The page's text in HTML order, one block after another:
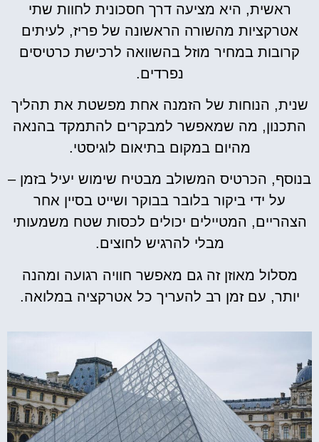
ראשית, היא מציעה דרך חסכונית לחוות שתי
אטרקציות מהשורה הראשונה של פריז, לעיתים
קרובות במחיר מוזל בהשוואה לרכישת כרטיסים
נפרדים.
שנית, הנוחות של הזמנה אחת מפשטת את תהליך
התכנון, מה שמאפשר למבקרים להתמקד בהנאה
מהיום במקום בתיאום לוגיסטי.
בנוסף, הכרטיס המשולב מבטיח שימוש יעיל בזמן –
על ידי ביקור בלובר בבוקר ושייט בסיין אחר
הצהריים, המטיילים יכולים לכסות שטח משמעותי
מבלי להרגיש לחוצים.
מסלול מאוזן זה גם מאפשר חוויה רגועה ומהנה
יותר, עם זמן רב להעריך כל אטרקציה במלואה.